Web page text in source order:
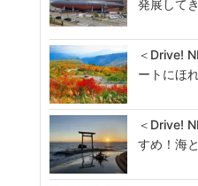
発展して
＜Drive!
ートにほ
＜Drive!
すめ！海